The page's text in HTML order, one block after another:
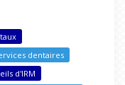
dentaires
d'IRM